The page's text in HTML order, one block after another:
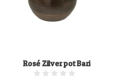
Rosé Zilver pot Bari